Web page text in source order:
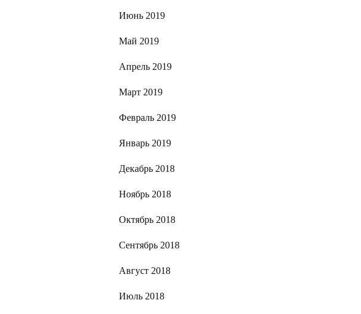
Июнь 2019
Май 2019
Апрель 2019
Март 2019
Февраль 2019
Январь 2019
Декабрь 2018
Ноябрь 2018
Октябрь 2018
Сентябрь 2018
Август 2018
Июль 2018